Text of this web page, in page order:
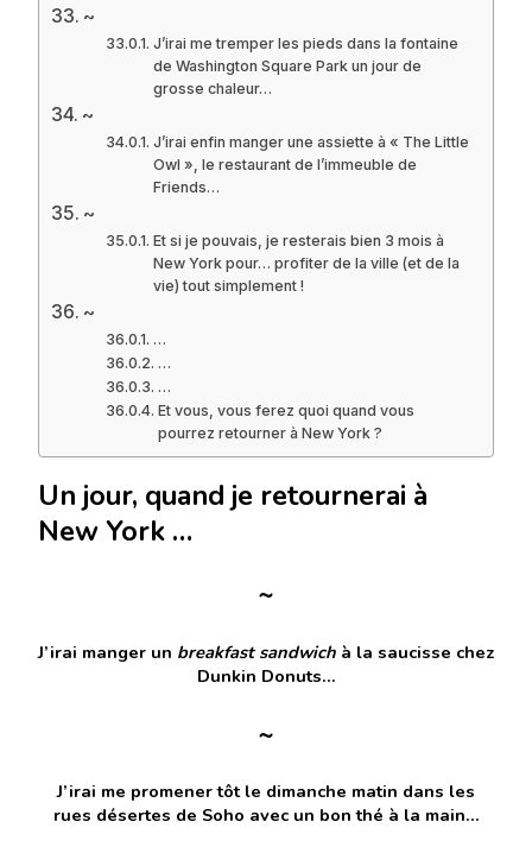
~
J’irai me tremper les pieds dans la fontaine
de Washington Square Park un jour de
grosse chaleur…
~
J’irai enfin manger une assiette à « The Little
Owl », le restaurant de l’immeuble de
Friends…
~
Et si je pouvais, je resterais bien 3 mois à
New York pour… profiter de la ville (et de la
vie) tout simplement !
~
…
…
…
Et vous, vous ferez quoi quand vous
pourrez retourner à New York ?
Un jour, quand je retournerai à
New York …
~
J’irai manger un breakfast sandwich à la saucisse chez
Dunkin Donuts…
~
J’irai me promener tôt le dimanche matin dans les
rues désertes de Soho avec un bon thé à la main…